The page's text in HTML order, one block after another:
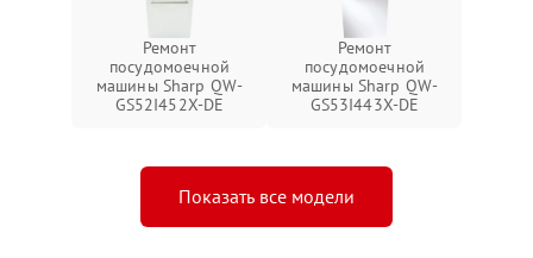
Ремонт
посудомоечной
машины Sharp QW-
GS52I452X-DE
Ремонт
посудомоечной
машины Sharp QW-
GS53I443X-DE
Показать все модели